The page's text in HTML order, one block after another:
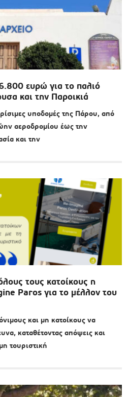
ευρώ για το παλιό
και την Παροικιά
υποδομές της Πάρου, από
αεροδρομίου έως την
και την
τους κατοίκους η
Paros για το μέλλον του
και μη κατοίκους να
καταθέτοντας απόψεις και
τουριστική